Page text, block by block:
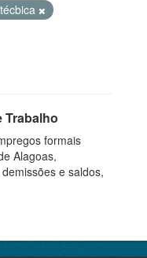
Trabalho
formais
Alagoas,
e saldos,